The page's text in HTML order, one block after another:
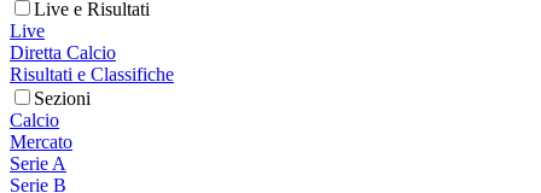
Live e Risultati
Live
Diretta Calcio
Risultati e Classifiche
Sezioni
Calcio
Mercato
Serie A
Serie B